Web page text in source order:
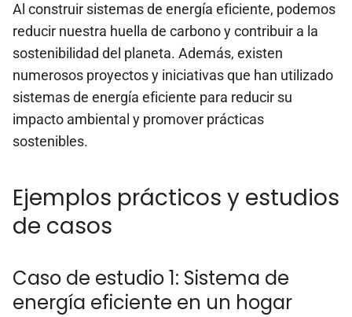
Al construir sistemas de energía eficiente, podemos
reducir nuestra huella de carbono y contribuir a la
sostenibilidad del planeta. Además, existen
numerosos proyectos y iniciativas que han utilizado
sistemas de energía eficiente para reducir su
impacto ambiental y promover prácticas
sostenibles.
Ejemplos prácticos y estudios
de casos
Caso de estudio 1: Sistema de
energía eficiente en un hogar